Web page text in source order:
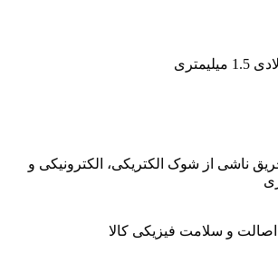
ناشی از شوک الکتریکی، الکترونیکی و
اصالت و سلامت فیزیکی کالا